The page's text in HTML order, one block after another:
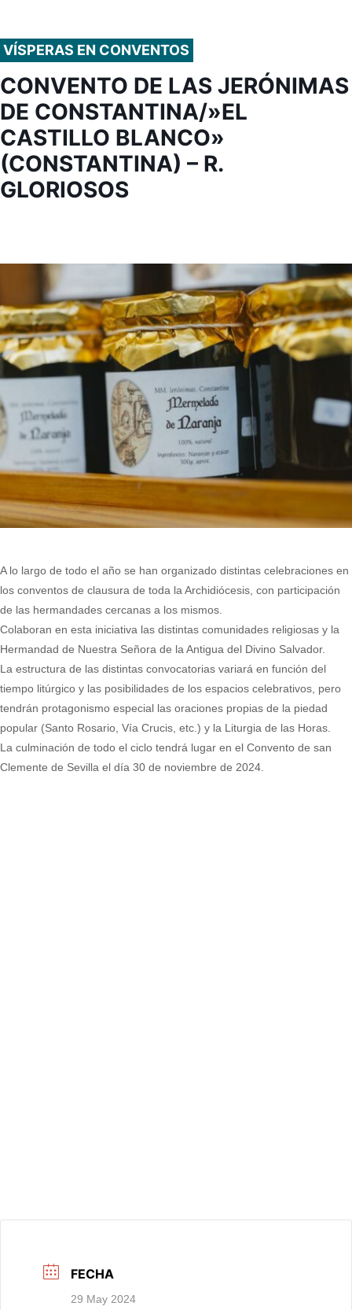
VÍSPERAS EN CONVENTOS
CONVENTO DE LAS JERÓNIMAS
DE CONSTANTINA/»EL
CASTILLO BLANCO»
(CONSTANTINA) – R.
GLORIOSOS
A lo largo de todo el año se han organizado distintas celebraciones en
los conventos de clausura de toda la Archidiócesis, con participación
de las hermandades cercanas a los mismos.
Colaboran en esta iniciativa las distintas comunidades religiosas y la
Hermandad de Nuestra Señora de la Antigua del Divino Salvador.
La estructura de las distintas convocatorias variará en función del
tiempo litúrgico y las posibilidades de los espacios celebrativos, pero
tendrán protagonismo especial las oraciones propias de la piedad
popular (Santo Rosario, Vía Crucis, etc.) y la Liturgia de las Horas.
La culminación de todo el ciclo tendrá lugar en el Convento de san
Clemente de Sevilla el día 30 de noviembre de 2024.
FECHA
29 May 2024